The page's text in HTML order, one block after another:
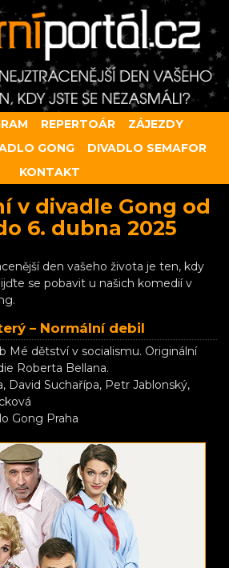
REPERTOÁR
ZÁJEZDY
GONG
DIVADLO SEMAFOR
KONTAKT
v divadle Gong od
6. dubna 2025
den vašeho života je ten, kdy
se pobavit u našich komedií v
– Normální debil
Mé dětství v socialismu. Originální
Roberta Bellana.
David Suchařípa, Petr Jablonský,
Gong Praha